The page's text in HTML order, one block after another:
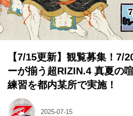
【7/15更新】観覧募集！7/
ーが揃う超RIZIN.4 真夏の
練習を都内某所で実施！
2025-07-15